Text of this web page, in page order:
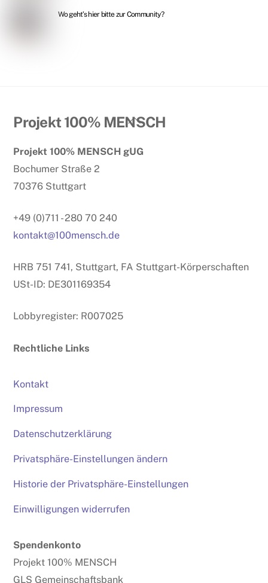
Wo geht’s hier bitte zur Community?
Back
Top
Projekt 100% MENSCH
Projekt 100% MENSCH gUG
Bochumer Straße 2
70376 Stuttgart
+49 (0)711 - 280 70 240
kontakt@100mensch.de
HRB 751 741, Stuttgart, FA Stuttgart-Körperschaften
USt-ID: DE301169354
Lobbyregister: R007025
Rechtliche Links
Kontakt
Impressum
Datenschutzerklärung
Privatsphäre-Einstellungen ändern
Historie der Privatsphäre-Einstellungen
Einwilligungen widerrufen
Spendenkonto
Projekt 100% MENSCH
GLS Gemeinschaftsbank